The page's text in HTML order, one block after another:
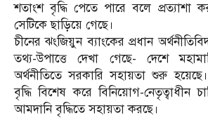
শতাংশ বৃদ্ধি পেতে পারে বলে প্রত্যাশা
সেটিকে ছাড়িয়ে গেছে।
চীনের ঝংজিয়ুন ব্যাংকের প্রধান
তথ্য-উপাত্তে দেখা গেছে- দেশে
অর্থনীতিতে সরকারি সহায়তা শুরু
বৃদ্ধি বিশেষ করে বিনিয়োগ-নেতৃত্বাধীন
আমদানি বৃদ্ধিতে সহায়তা করছে।